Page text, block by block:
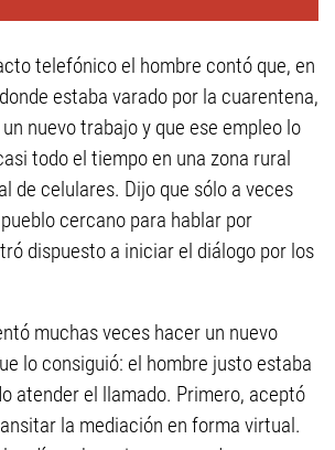
telefónico el hombre contó que, en
estaba varado por la cuarentena,
nuevo trabajo y que ese empleo lo
todo el tiempo en una zona rural
de celulares. Dijo que sólo a veces
pueblo cercano para hablar por
dispuesto a iniciar el diálogo por los
muchas veces hacer un nuevo
lo consiguió: el hombre justo estaba
atender el llamado. Primero, aceptó
la mediación en forma virtual.